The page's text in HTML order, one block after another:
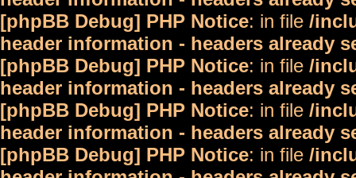
[phpBB Debug] PHP Notice: in file /
header information - headers already
[phpBB Debug] PHP Notice: in file /
header information - headers already
[phpBB Debug] PHP Notice: in file /
header information - headers already
[phpBB Debug] PHP Notice: in file /